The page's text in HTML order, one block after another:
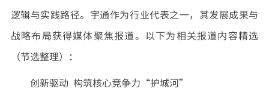
逻辑与实践路径。宇通作为行业代表之一，其发展成果与
战略布局获得媒体聚焦报道。以下为相关报道内容精选
（节选整理）：
创新驱动 构筑核心竞争力“护城河”